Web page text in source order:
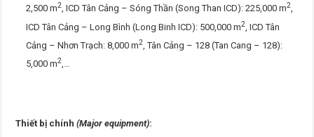
2,500 m2, ICD Tân Cảng – Sóng Thần (Song Than ICD): 225,000 m2,
ICD Tân Cảng – Long Bình (Long Binh ICD): 500,000 m2, ICD Tân
Cảng – Nhơn Trạch: 8,000 m2, Tân Cảng – 128 (Tan Cang – 128):
5,000 m2,…
Thiết bị chính(Major equipment):